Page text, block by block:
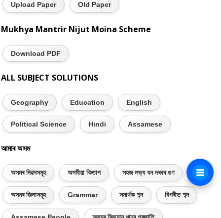
Upload Paper Old Paper
Mukhya Mantrir Nijut Moina Scheme
Download PDF
ALL SUBJECT SOLUTIONS
Geography Education English
Political Science Hindi Assamese
আমাৰ অসম
অসমৰ দিৱসসমূহ অসমীয়া কিতাপ সহজ লভ্য বন দৰবৰ গুণ
অসমৰ জিলাসমূহ Grammar সমাৰ্থক শব্দ বিপৰীত শব্দ